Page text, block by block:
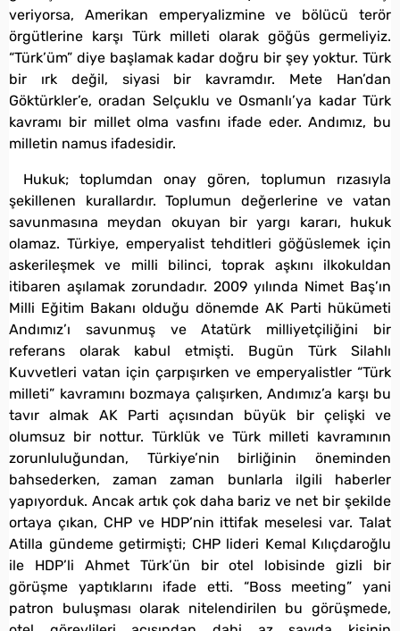
veriyorsa, Amerikan emperyalizmine ve bölücü terör
örgütlerine karşı Türk milleti olarak göğüs germeliyiz.
“Türk’üm” diye başlamak kadar doğru bir şey yoktur. Türk
bir ırk değil, siyasi bir kavramdır. Mete Han’dan
Göktürkler’e, oradan Selçuklu ve Osmanlı’ya kadar Türk
kavramı bir millet olma vasfını ifade eder. Andımız, bu
milletin namus ifadesidir.
Hukuk; toplumdan onay gören, toplumun rızasıyla
şekillenen kurallardır. Toplumun değerlerine ve vatan
savunmasına meydan okuyan bir yargı kararı, hukuk
olamaz. Türkiye, emperyalist tehditleri göğüslemek için
askerileşmek ve milli bilinci, toprak aşkını ilkokuldan
itibaren aşılamak zorundadır. 2009 yılında Nimet Baş’ın
Milli Eğitim Bakanı olduğu dönemde AK Parti hükümeti
Andımız’ı savunmuş ve Atatürk milliyetçiliğini bir
referans olarak kabul etmişti. Bugün Türk Silahlı
Kuvvetleri vatan için çarpışırken ve emperyalistler “Türk
milleti” kavramını bozmaya çalışırken, Andımız’a karşı bu
tavır almak AK Parti açısından büyük bir çelişki ve
olumsuz bir nottur. Türklük ve Türk milleti kavramının
zorunluluğundan, Türkiye’nin birliğinin öneminden
bahsederken, zaman zaman bunlarla ilgili haberler
yapıyorduk. Ancak artık çok daha bariz ve net bir şekilde
ortaya çıkan, CHP ve HDP’nin ittifak meselesi var. Talat
Atilla gündeme getirmişti; CHP lideri Kemal Kılıçdaroğlu
ile HDP’li Ahmet Türk’ün bir otel lobisinde gizli bir
görüşme yaptıklarını ifade etti. “Boss meeting” yani
patron buluşması olarak nitelendirilen bu görüşmede,